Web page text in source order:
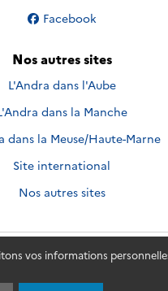
vos informations
Nous suivre sur
Facebook
Nos autres sites
L'Andra dans l'Aube
dans la Manche
dans la Meuse/Haute-Marne
Site international
Nos autres sites
© 2026 - Andra. Tous droits